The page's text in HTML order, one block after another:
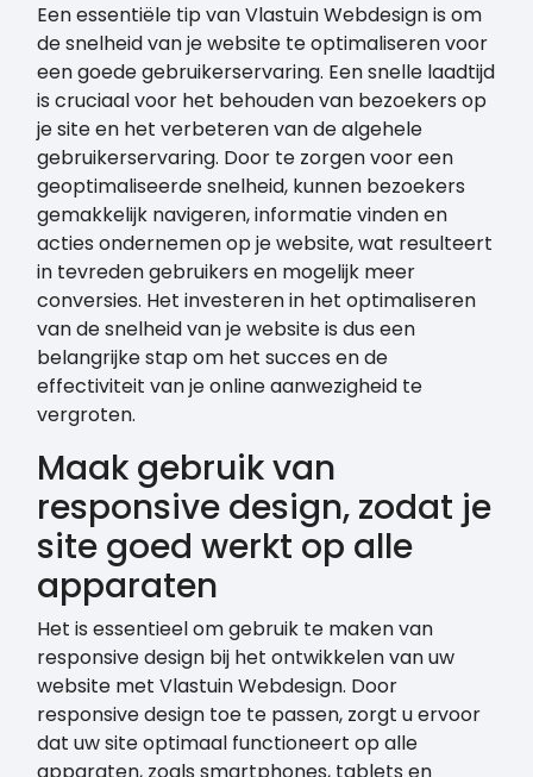
Een essentiële tip van Vlastuin Webdesign is om
de snelheid van je website te optimaliseren voor
een goede gebruikerservaring. Een snelle laadtijd
is cruciaal voor het behouden van bezoekers op
je site en het verbeteren van de algehele
gebruikerservaring. Door te zorgen voor een
geoptimaliseerde snelheid, kunnen bezoekers
gemakkelijk navigeren, informatie vinden en
acties ondernemen op je website, wat resulteert
in tevreden gebruikers en mogelijk meer
conversies. Het investeren in het optimaliseren
van de snelheid van je website is dus een
belangrijke stap om het succes en de
effectiviteit van je online aanwezigheid te
vergroten.
Maak gebruik van
responsive design, zodat je
site goed werkt op alle
apparaten
Het is essentieel om gebruik te maken van
responsive design bij het ontwikkelen van uw
website met Vlastuin Webdesign. Door
responsive design toe te passen, zorgt u ervoor
dat uw site optimaal functioneert op alle